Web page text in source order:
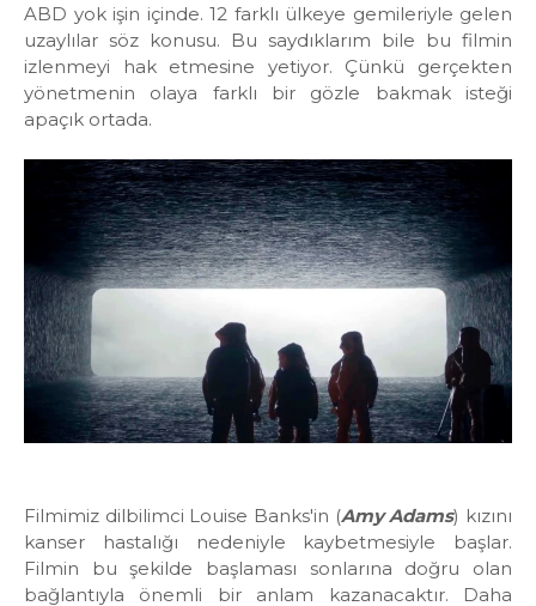
ABD yok işin içinde. 12 farklı ülkeye gemileriyle gelen
uzaylılar söz konusu. Bu saydıklarım bile bu filmin
izlenmeyi hak etmesine yetiyor. Çünkü gerçekten
yönetmenin olaya farklı bir gözle bakmak isteği
apaçık ortada.
Filmimiz dilbilimci Louise Banks'in (Amy Adams) kızını
kanser hastalığı nedeniyle kaybetmesiyle başlar.
Filmin bu şekilde başlaması sonlarına doğru olan
bağlantıyla önemli bir anlam kazanacaktır. Daha